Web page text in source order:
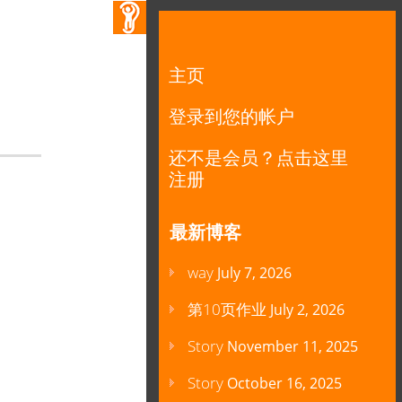
主页
登录到您的帐户
还不是会员？点击这里
注册
最新博客
way July 7, 2026
第10页作业 July 2, 2026
Story November 11, 2025
Story October 16, 2025